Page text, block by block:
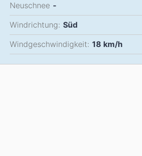
Neuschnee -
Windrichtung: Süd
Windgeschwindigkeit: 18 km/h